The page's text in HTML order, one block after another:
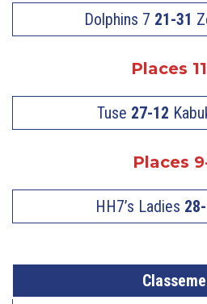
Dolphins 7 21-31
Places
Tuse 27-12
Places
HH7’s Ladies